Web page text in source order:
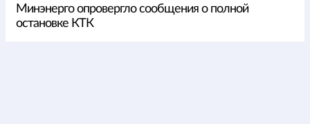
Минэнерго опровергло сообщения о полной
остановке КТК